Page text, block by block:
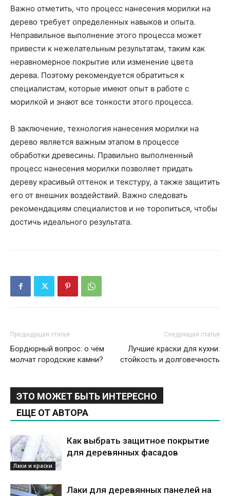
Важно отметить, что процесс нанесения морилки на
дерево требует определенных навыков и опыта.
Неправильное выполнение этого процесса может
привести к нежелательным результатам, таким как
неравномерное покрытие или изменение цвета
дерева. Поэтому рекомендуется обратиться к
специалистам, которые имеют опыт в работе с
морилкой и знают все тонкости этого процесса.
В заключение, технология нанесения морилки на
дерево является важным этапом в процессе
обработки древесины. Правильно выполненный
процесс нанесения морилки позволяет придать
дереву красивый оттенок и текстуру, а также защитить
его от внешних воздействий. Важно следовать
рекомендациям специалистов и не торопиться, чтобы
достичь идеального результата.
Предыдущая статья
Бордюрный вопрос: о чём
молчат городские камни?
Следующая статья
Лучшие краски для кухни:
стойкость и долговечность
ЭТО МОЖЕТ БЫТЬ ИНТЕРЕСНО
ЕЩЕ ОТ АВТОРА
Лаки и краски
Как выбрать защитное покрытие
для деревянных фасадов
Лаки для деревянных панелей на